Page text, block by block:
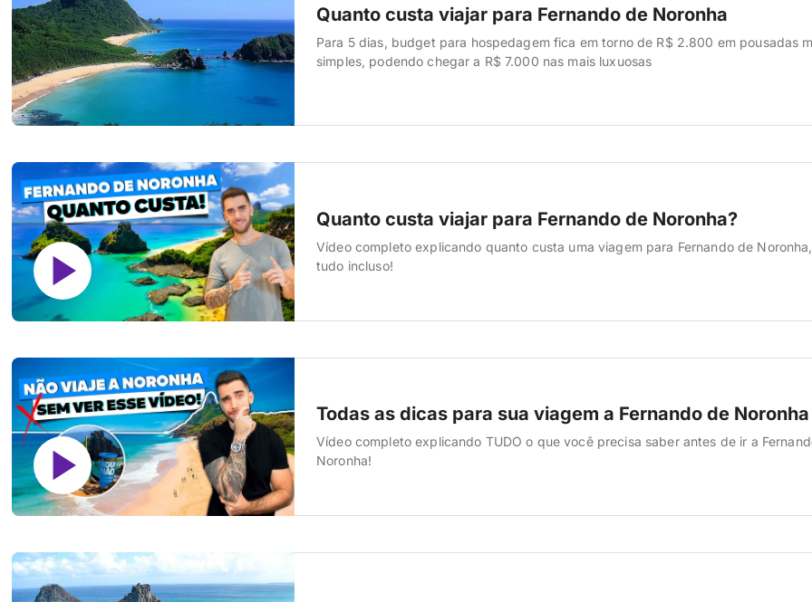
Quanto custa viajar para Fernando de Noronha
Para 5 dias, budget para hospedagem fica em torno de R$ 2.800 em pousadas
simples, podendo chegar a R$ 7.000 nas mais luxuosas
Quanto custa viajar para Fernando de Noronha?
Vídeo completo explicando quanto custa uma viagem para Fernando de
tudo incluso!
Todas as dicas para sua viagem a Fernando de Noronha
Vídeo completo explicando TUDO o que você precisa saber antes de ir a
Noronha!